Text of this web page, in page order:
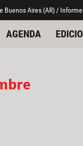
Buenos Aires (AR) /
AGENDA